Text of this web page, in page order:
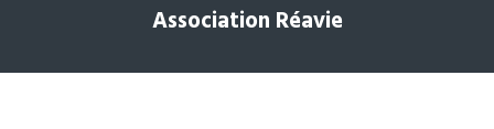
Association Réavie